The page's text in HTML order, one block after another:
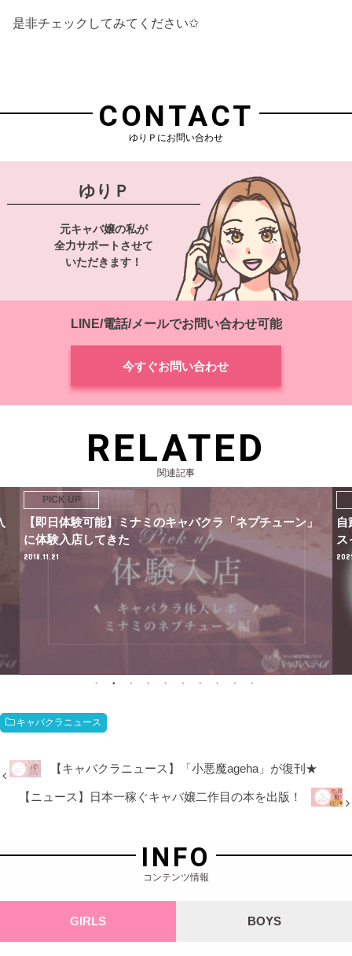
是非チェックしてみてください✩
CONTACT
ゆりＰにお問い合わせ
ゆりＰ
元キャバ嬢の私が
全力サポートさせて
いただきます！
LINE/電話/メールでお問い合わせ可能
今すぐお問い合わせ
RELATED
関連記事
【即日体験可能】ミナミのキャバクラ「ネプチューン」
に体験入店してきた
2018.11.21
自
ス
キャバクラニュース
【キャバクラニュース】「小悪魔ageha」が復刊★
【ニュース】日本一稼ぐキャバ嬢二作目の本を出版！
INFO
コンテンツ情報
GIRLS BOYS